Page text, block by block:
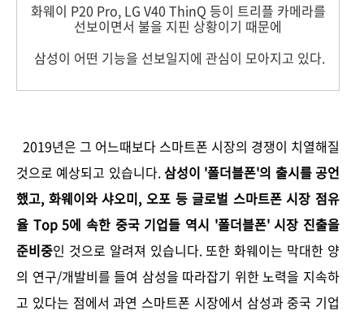
화웨이 P20 Pro, LG V40 ThinQ 등이 트리플 카메라를
선보이면서 불을 지핀 상황이기 때문에
삼성이 어떤 기능을 선보일지에 관심이 모아지고 있다.
2019년은 그 어느때보다 스마트폰 시장의 경쟁이 치열해질
것으로 예상되고 있습니다.삼성이 '폴더블폰'의 출시를 공언
했고, 화웨이와 샤오미, 오포 등 글로벌 스마트폰 시장 점유
율 Top 5에 속한 중국 기업들 역시 '폴더블폰' 시장 진출을
준비중인 것으로 알려져 있습니다. 또한 화웨이는 막대한 양
의 연구/개발비를 들여 삼성을 따라잡기 위한 노력을 지속하
고 있다는 점에서 과연 스마트폰 시장에서 삼성과 중국 기업